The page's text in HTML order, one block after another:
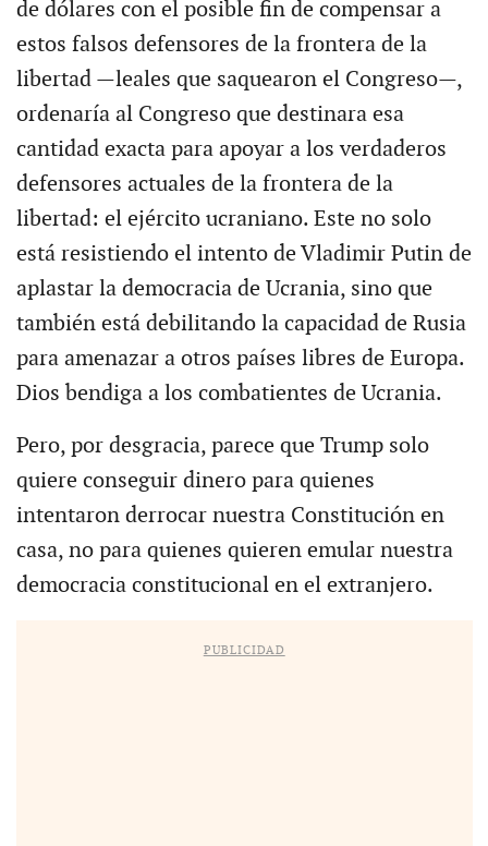
de dólares con el posible fin de compensar a
estos falsos defensores de la frontera de la
libertad —leales que saquearon el Congreso—,
ordenaría al Congreso que destinara esa
cantidad exacta para apoyar a los verdaderos
defensores actuales de la frontera de la
libertad: el ejército ucraniano. Este no solo
está resistiendo el intento de Vladimir Putin de
aplastar la democracia de Ucrania, sino que
también está debilitando la capacidad de Rusia
para amenazar a otros países libres de Europa.
Dios bendiga a los combatientes de Ucrania.
Pero, por desgracia, parece que Trump solo
quiere conseguir dinero para quienes
intentaron derrocar nuestra Constitución en
casa, no para quienes quieren emular nuestra
democracia constitucional en el extranjero.
PUBLICIDAD